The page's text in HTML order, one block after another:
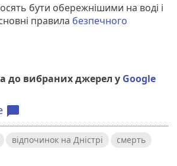
бути обережнішими на воді і
правила безпечного
до вибраних джерел у Google
chat_bubble
відпочинок на Дністрі
смерть